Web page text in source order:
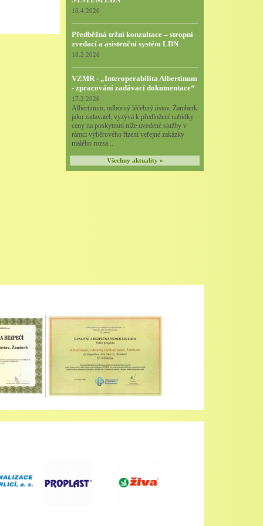
16.4.2026
Předběžná tržní konzultace – stropní
zvedací a asistenční systém LDN
18.2.2026
VZMR - „Interoperabilita Albertinum
- zpracování zadávací dokumentace“
17.2.2026
Albertinum, odborný léčebný ústav, Žamberk
jako zadavatel, vyzývá k předložení nabídky
ceny na poskytnutí níže uvedené služby v
rámci výběrového řízení veřejné zakázky
malého rozsa...
Všechny aktuality »